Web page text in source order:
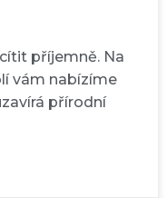
příjemně. Na
vám nabízíme
přírodní